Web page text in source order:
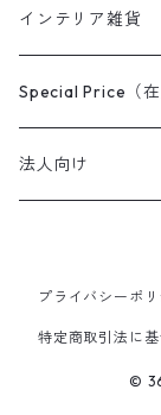
インテリア雑貨
Special Price（在
法人向け
プライバシーポリ
特定商取引法に
©